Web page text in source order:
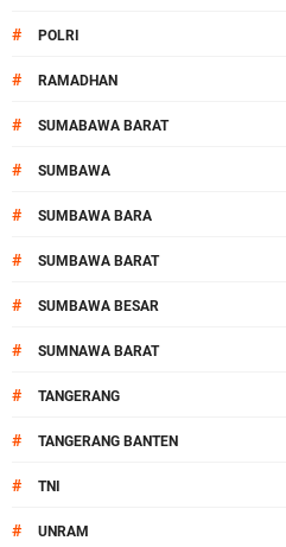
# POLRI
# RAMADHAN
# SUMABAWA BARAT
# SUMBAWA
# SUMBAWA BARA
# SUMBAWA BARAT
# SUMBAWA BESAR
# SUMNAWA BARAT
# TANGERANG
# TANGERANG BANTEN
# TNI
# UNRAM